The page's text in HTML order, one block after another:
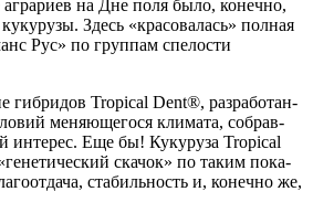
на Дне поля было, конеч­но,
Здесь «кра­со­ва­лась» пол­ная
Рус» по груп­пам спе­ло­сти
гибри­дов Tropical Dent®, раз­ра­бо­тан­
меня­ю­ще­го­ся кли­ма­та, собрав­
инте­рес. Еще бы! Куку­ру­за Tropical
ска­чок» по таким пока­
ста­биль­ность и, конеч­но же,